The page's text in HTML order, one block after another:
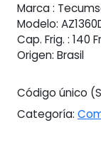
Marca :
Modelo:
Cap. Frig. : 140
Origen: Brasil
Código único
Categoría: